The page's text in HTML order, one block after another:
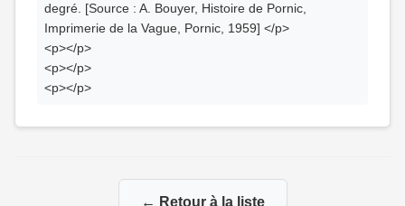
degré. [Source : A. Bouyer, Histoire de Pornic,
Imprimerie de la Vague, Pornic, 1959] </p>
<p></p>
<p></p>
<p></p>
← Retour à la liste